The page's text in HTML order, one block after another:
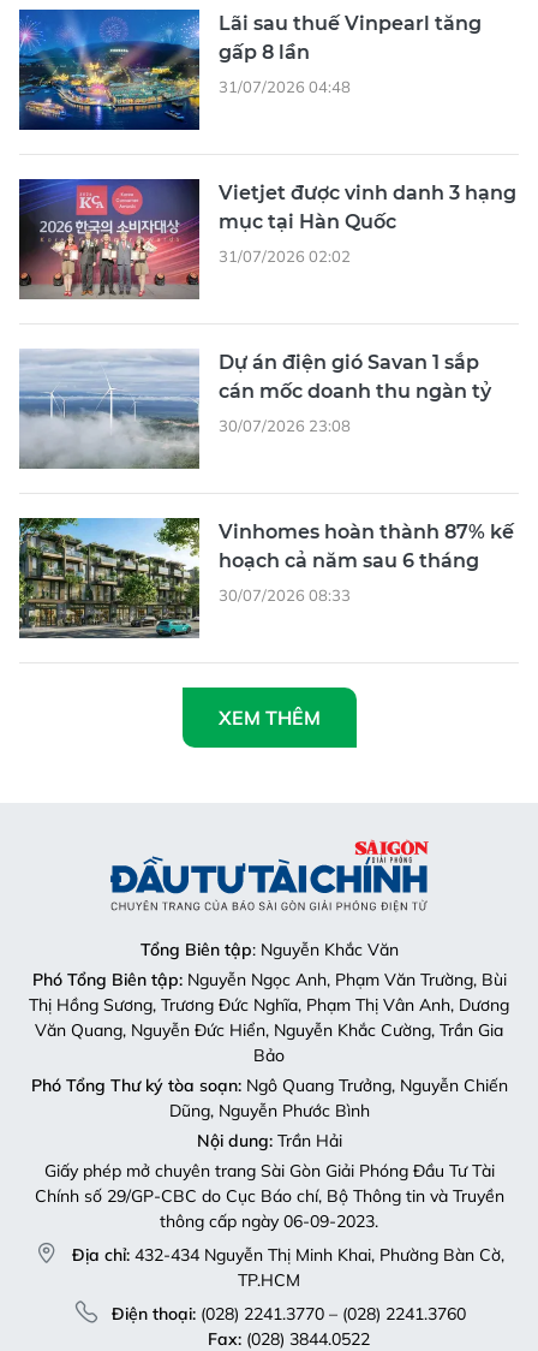
Lãi sau thuế Vinpearl tăng
gấp 8 lần
31/07/2026 04:48
Vietjet được vinh danh 3 hạng
mục tại Hàn Quốc
31/07/2026 02:02
Dự án điện gió Savan 1 sắp
cán mốc doanh thu ngàn tỷ
30/07/2026 23:08
Vinhomes hoàn thành 87% kế
hoạch cả năm sau 6 tháng
30/07/2026 08:33
XEM THÊM
Tổng Biên tập: Nguyễn Khắc Văn
Phó Tổng Biên tập:Nguyễn Ngọc Anh, Phạm Văn Trường, Bùi
Thị Hồng Sương, Trương Đức Nghĩa, Phạm Thị Vân Anh, Dương
Văn Quang, Nguyễn Đức Hiển, Nguyễn Khắc Cường, Trần Gia
Bảo
Phó Tổng Thư ký tòa soạn:Ngô Quang Trưởng, Nguyễn Chiến
Dũng, Nguyễn Phước Bình
Nội dung:Trần Hải
Giấy phép mở chuyên trang Sài Gòn Giải Phóng Đầu Tư Tài
Chính số 29/GP-CBC do Cục Báo chí, Bộ Thông tin và Truyền
thông cấp ngày 06-09-2023.
Địa chỉ: 432-434 Nguyễn Thị Minh Khai, Phường Bàn Cờ,
TP.HCM
Điện thoại:(028) 2241.3770 – (028) 2241.3760
Fax:(028) 3844.0522